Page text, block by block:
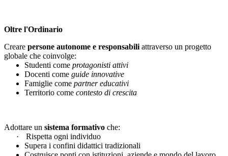
Oltre l'Ordinario
Creare persone autonome e responsabili attraverso un progetto
globale che coinvolge:
Studenti come protagonisti attivi
Docenti come guide innovative
Famiglie come partner educativi
Territorio come contesto di crescita
Adottare un sistema formativo che:
·
Rispetta ogni individuo
Supera i confini didattici tradizionali